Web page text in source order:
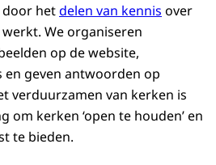
hetdelen van kennis over
We organiseren
op de website,
en geven antwoorden op
verduurzamen van kerken is
om kerken ‘open te houden’ en
te bieden.